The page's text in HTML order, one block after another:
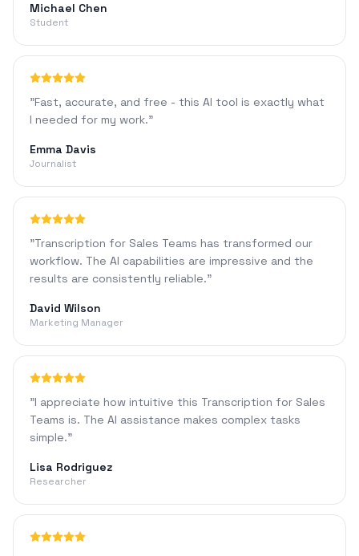
Michael Chen
Student
"Fast, accurate, and free - this AI tool is exactly what
I needed for my work."
Emma Davis
Journalist
"Transcription for Sales Teams has transformed our
workflow. The AI capabilities are impressive and the
results are consistently reliable."
David Wilson
Marketing Manager
"I appreciate how intuitive this Transcription for Sales
Teams is. The AI assistance makes complex tasks
simple."
Lisa Rodriguez
Researcher